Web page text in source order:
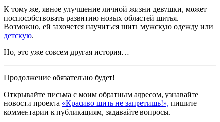
К тому же, явное улучшение личной жизни девушки, может
поспособствовать развитию новых областей шитья.
Возможно, ей захочется научиться шить мужскую одежду или
детскую.
Но, это уже совсем другая история…
Продолжение обязательно будет!
Открывайте письма с моим обратным адресом, узнавайте
новости проекта «Красиво шить не запретишь!», пишите
комментарии к публикациям, задавайте вопросы.